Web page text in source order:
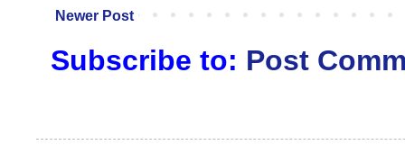
Newer Post
Subscribe to: Post